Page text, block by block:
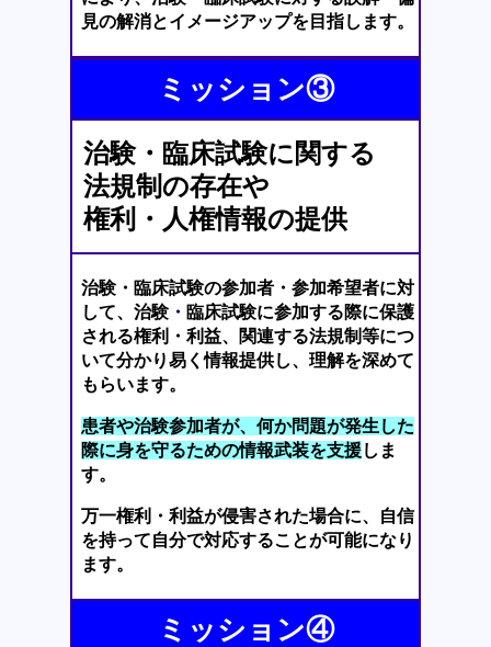
見の解消とイメージアップを目指します。
ミッション③
治験・臨床試験に関する
法規制の存在や
権利・人権情報の提供
治験・臨床試験の参加者・参加希望者に対
して、治験・ 臨床試験に参加する際に保護
される権利・利益、関連する法規制等につ
いて分かり易く情報提供し、理解を深めて
もらいます。
患者や治験参加者が、何か問題が発生した
際に身を守るための情報武装を支援しま
す。
万一権利・利益が侵害された場合に、自信
を持って自分で対応することが可能になり
ます。
ミッション④